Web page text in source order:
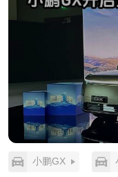
小鹏GX